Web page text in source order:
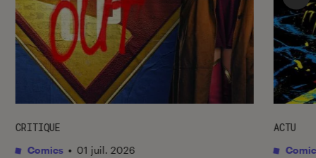
CRITIQUE
Comics • 01 juil. 2026
ACTU